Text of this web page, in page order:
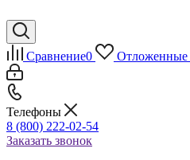
Сравнение0 Отложенные
Телефоны
8 (800) 222-02-54
Заказать звонок